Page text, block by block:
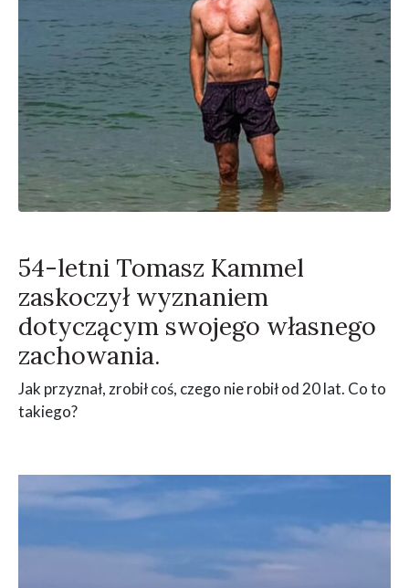
54-letni Tomasz Kammel
zaskoczył wyznaniem
dotyczącym swojego własnego
zachowania.
Jak przyznał, zrobił coś, czego nie robił od 20 lat. Co to
takiego?